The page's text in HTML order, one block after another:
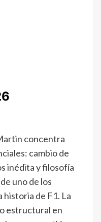
concentra
cambio de
inédita y filosofía
uno de los
historia de F1. La
estructural en